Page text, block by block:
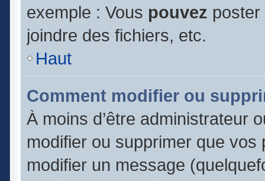
exemple : Vous pouvez
joindre des fichiers, etc.
Haut
Comment modifier ou
À moins d’être administrateur
modifier ou supprimer que
modifier un message